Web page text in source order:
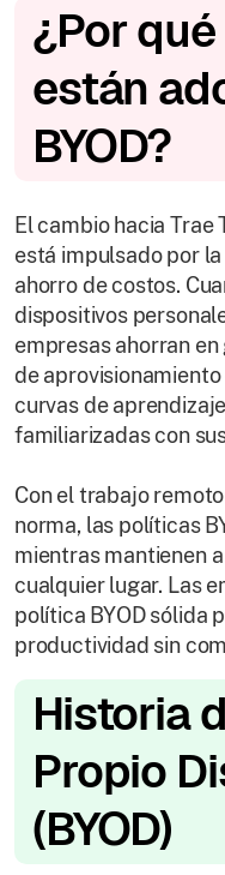
¿Por
están
BYOD?
El cambio hacia Trae
está impulsado por
ahorro de costos.
dispositivos
empresas ahorran
de
curvas de
familiarizadas con
Con el trabajo
norma, las políticas
mientras mantienen
cualquier lugar. Las
política BYOD sólida
productividad sin
Historia
Propio
(BYOD)